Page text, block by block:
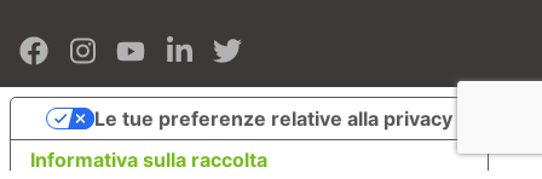
Informativa sulla raccolta
Le tue preferenze relative alla privacy